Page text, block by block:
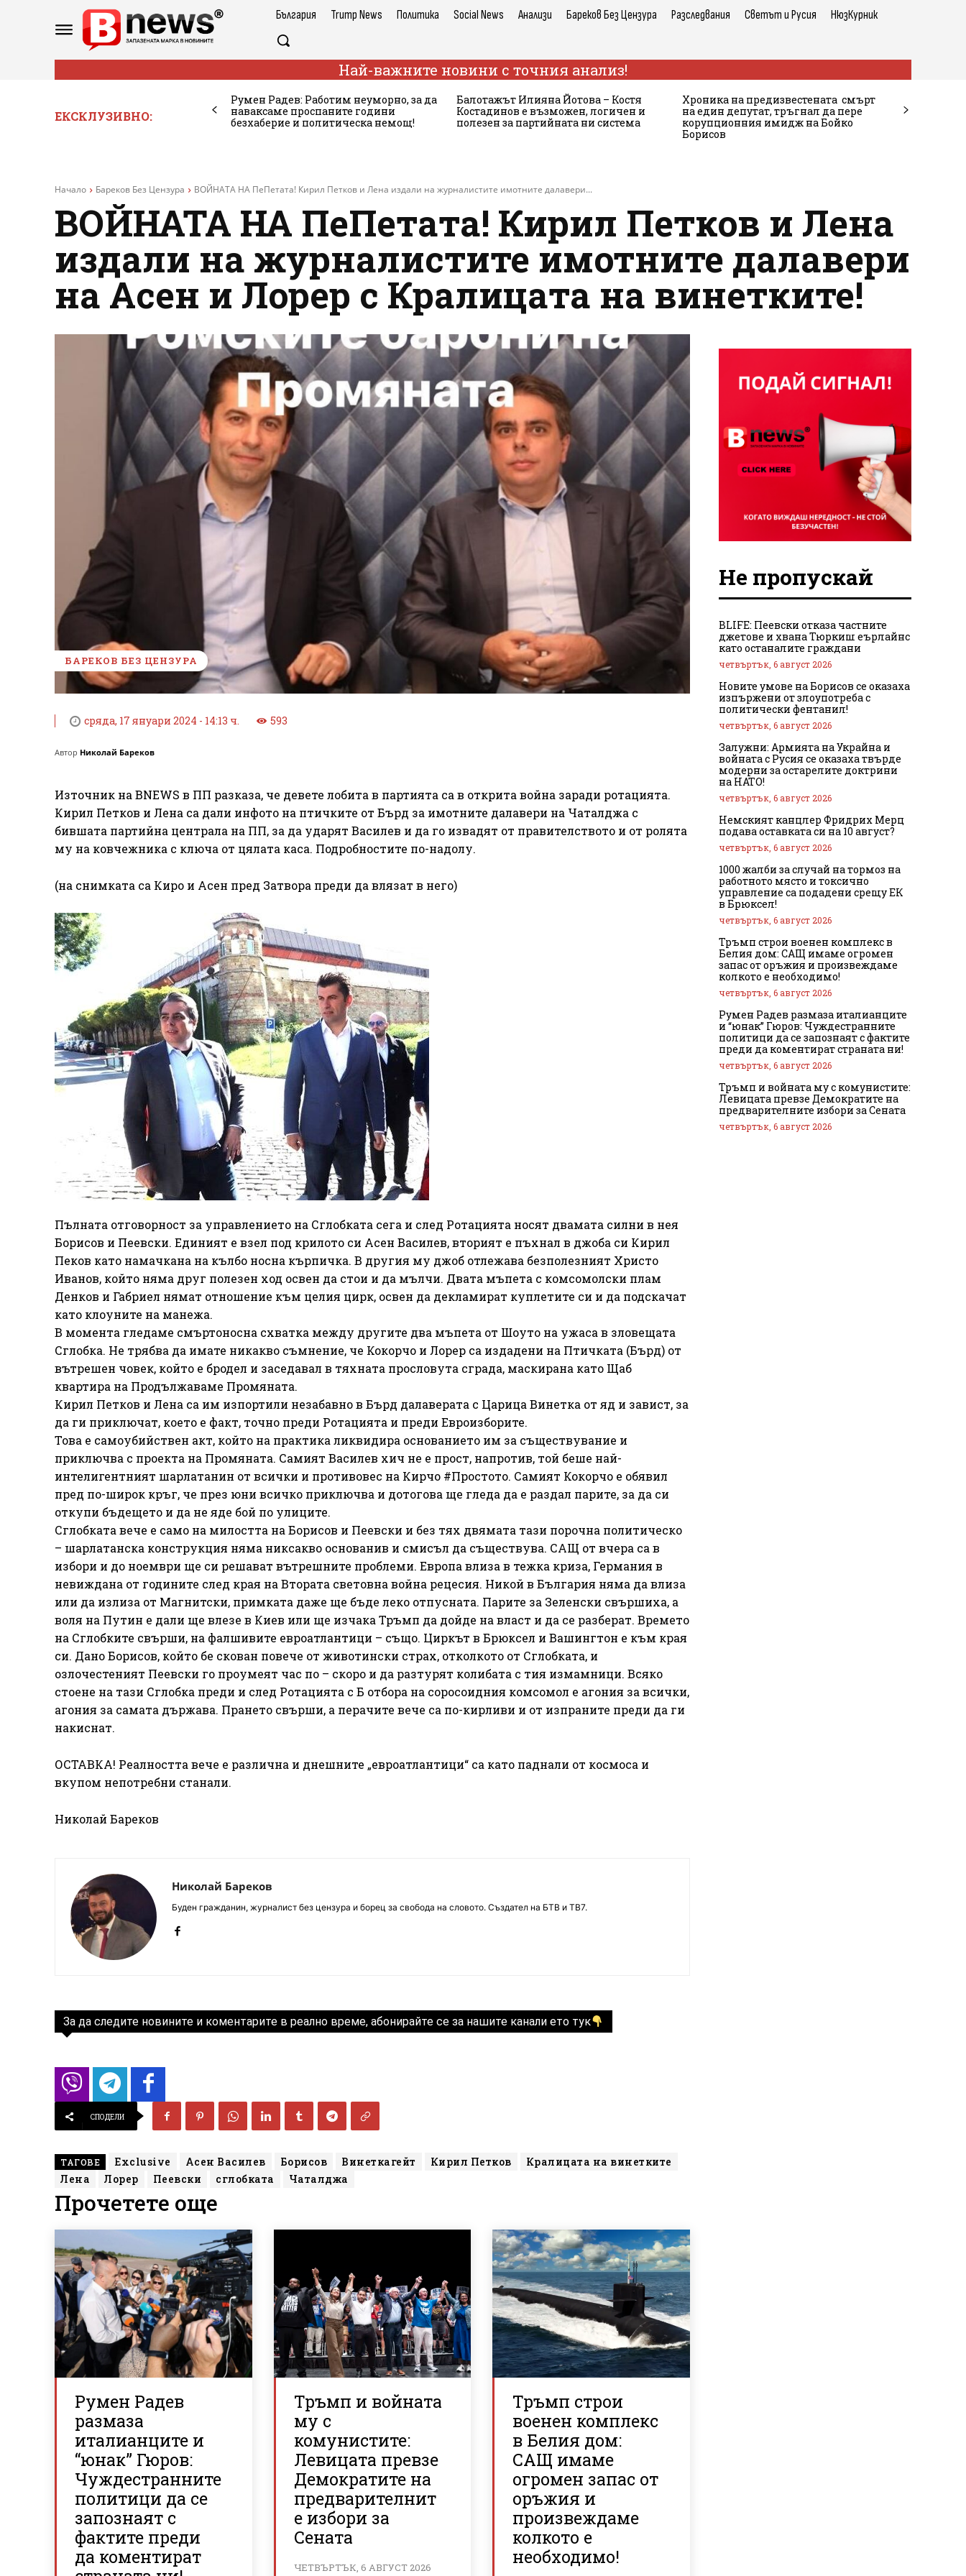
България Trump News Политика Social News Анализи Бареков Без Цензура Разследвания Светът и Русия НюзКурник
Най-важните новини с точния анализ!
ЕКСКЛУЗИВНО:
Румен Радев: Работим неуморно, за да
наваксаме проспаните години
безхаберие и политическа немощ!
Балотажът Илияна Йотова – Костя
Костадинов е възможен, логичен и
полезен за партийната ни система
Хроника на предизвестената смърт
на един депутат, тръгнал да пере
корупционния имидж на Бойко
Борисов
Начало Бареков Без Цензура ВОЙНАТА НА ПеПетата! Кирил Петков и Лена издали на журналистите имотните далавери...
ВОЙНАТА НА ПеПетата! Кирил Петков и Лена
издали на журналистите имотните далавери
на Асен и Лорер с Кралицата на винетките!
БАРЕКОВ БЕЗ ЦЕНЗУРА
сряда, 17 януари 2024 - 14:13 ч. 593
Автор Николай Бареков
Източник на BNEWS в ПП разказа, че девете лобита в партията са в открита война заради ротацията.
Кирил Петков и Лена са дали инфото на птичките от Бърд за имотните далавери на Чаталджа с
бившата партийна централа на ПП, за да ударят Василев и да го извадят от правителството и от ролята
му на ковчежника с ключа от цялата каса. Подробностите по-надолу.
(на снимката са Киро и Асен пред Затвора преди да влязат в него)
Пълната отговорност за управлението на Сглобката сега и след Ротацията носят двамата силни в нея
Борисов и Пеевски. Единият е взел под крилото си Асен Василев, вторият е пъхнал в джоба си Кирил
Пеков като намачкана на кълбо носна кърпичка. В другия му джоб отлежава безполезният Христо
Иванов, който няма друг полезен ход освен да стои и да мълчи. Двата мъпета с комсомолски плам
Денков и Габриел нямат отношение към целия цирк, освен да декламират куплетите си и да подскачат
като клоуните на манежа.
В момента гледаме смъртоносна схватка между другите два мъпета от Шоуто на ужаса в зловещата
Сглобка. Не трябва да имате никакво съмнение, че Кокорчо и Лорер са издадени на Птичката (Бърд) от
вътрешен човек, който е бродел и заседавал в тяхната прословута сграда, маскирана като Щаб
квартира на Продължаваме Промяната.
Кирил Петков и Лена са им изпортили незабавно в Бърд далаверата с Царица Винетка от яд и завист, за
да ги приключат, което е факт, точно преди Ротацията и преди Евроизборите.
Това е самоубийствен акт, който на практика ликвидира основанието им за съществувание и
приключва с проекта на Промяната. Самият Василев хич не е прост, напротив, той беше най-
интелигентният шарлатанин от всички и противовес на Кирчо #Простото. Самият Кокорчо е обявил
пред по-широк кръг, че през юни всичко приключва и дотогова ще гледа да е раздал парите, за да си
откупи бъдещето и да не яде бой по улиците.
Сглобката вече е само на милостта на Борисов и Пеевски и без тях двямата тази порочна политическо
– шарлатанска конструкция няма никсакво основанив и смисъл да съществува. САЩ от вчера са в
избори и до ноември ще си решават вътрешните проблеми. Европа влиза в тежка криза, Германия в
невиждана от годините след края на Втората световна война рецесия. Никой в България няма да влиза
или да излиза от Магнитски, примката даже ще бъде леко отпусната. Парите за Зеленски свършиха, а
воля на Путин е дали ще влезе в Киев или ще изчака Тръмп да дойде на власт и да се разберат. Времето
на Сглобките свърши, на фалшивите евроатлантици – също. Циркът в Брюксел и Вашингтон е към края
си. Дано Борисов, който бе скован повече от животински страх, отколкото от Сглобката, и
озлочестеният Пеевски го проумеят час по – скоро и да разтурят колибата с тия измамници. Всяко
стоене на тази Сглобка преди и след Ротацията с Б отбора на соросоидния комсомол е агония за всички,
агония за самата държава. Прането свърши, а перачите вече са по-кирливи и от изпраните преди да ги
накиснат.
ОСТАВКА! Реалността вече е различна и днешните „евроатлантици“ са като паднали от космоса и
вкупом непотребни станали.
Николай Бареков
Николай Бареков
Буден гражданин, журналист без цензура и борец за свобода на словото. Създател на БТВ и ТВ7.
За да следите новините и коментарите в реално време, абонирайте се за нашите канали ето тук
СПОДЕЛИ
ТАГОВЕ Exclusive Асен Василев Борисов Винеткагейт Кирил Петков
Кралицата на винетките
Лена
Лорер Пеевски сглобката Чаталджа
Прочетете още
Румен Радев
размаза
италианците и
“юнак” Гюров:
Чуждестранните
политици да се
запознаят с
фактите преди
да коментират
Тръмп и войната
му с
комунистите:
Левицата превзе
Демократите на
предварителнит
е избори за
Сената
ЧЕТВЪРТЪК, 6 АВГУСТ 2026
Тръмп строи
военен комплекс
в Белия дом:
САЩ имаме
огромен запас от
оръжия и
произвеждаме
колкото е
необходимо!
Не пропускай
BLIFE: Пеевски отказа частните
джетове и хвана Тюркиш еърлайнс
като останалите граждани
четвъртък, 6 август 2026
Новите умове на Борисов се оказаха
изпържени от злоупотреба с
политически фентанил!
четвъртък, 6 август 2026
Залужни: Армията на Украйна и
войната с Русия се оказаха твърде
модерни за остарелите доктрини
на НАТО!
четвъртък, 6 август 2026
Немският канцлер Фридрих Мерц
подава оставката си на 10 август?
четвъртък, 6 август 2026
1000 жалби за случай на тормоз на
работното място и токсично
управление са подадени срещу ЕК
в Брюксел!
четвъртък, 6 август 2026
Тръмп строи военен комплекс в
Белия дом: САЩ имаме огромен
запас от оръжия и произвеждаме
колкото е необходимо!
четвъртък, 6 август 2026
Румен Радев размаза италианците
и “юнак” Гюров: Чуждестранните
политици да се запознаят с фактите
преди да коментират страната ни!
четвъртък, 6 август 2026
Тръмп и войната му с комунистите:
Левицата превзе Демократите на
предварителните избори за Сената
четвъртък, 6 август 2026